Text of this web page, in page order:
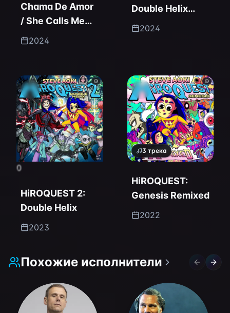
Chama De Amor
/ She Calls Me
Love
2024
Double Helix
Remixed
2024
0
HiROQUEST 2:
Double Helix
2023
3 трека
HiROQUEST:
Genesis Remixed
2022
Похожие исполнители Previous